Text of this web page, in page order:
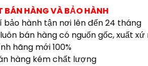
BÁN HÀNG VÀ BẢO HÀNH
bảo hành tận nơi lên đến 24 tháng
bán hàng có nguốn gốc, xuất
hãng mới 100%
hàng kém chất lượng